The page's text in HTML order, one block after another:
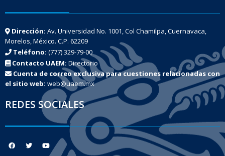
Dirección: Av. Universidad No. 1001, Col Chamilpa, Cuernavaca,
Morelos, México. C.P. 62209
Teléfono: (777) 329-79-00
Contacto UAEM: Directorio
Cuenta de correo exclusiva para cuestiones relacionadas con
el sitio web: web@uaem.mx
REDES SOCIALES